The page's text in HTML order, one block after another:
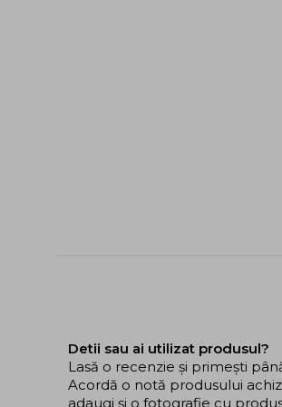
Detii sau ai utilizat produsul?
Lasă o recenzie și primești
Acordă o notă produsului
adaugi și o fotografie cu